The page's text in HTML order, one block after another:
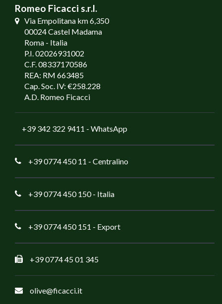
Romeo Ficacci s.r.l.
Via Empolitana km 6,350
00024 Castel Madama
Roma - Italia
P.I. 02026931002
C.F. 08337170586
REA: RM 663485
Cap. Soc. IV: €258.228
A.D. Romeo Ficacci
+39 342 322 9411 - WhatsApp
+39 0774 450 11 - Centralino
+39 0774 450 150- Italia
+39 0774 450 151 - Export
+39 0774 45 01 345
olive@ficacci.it